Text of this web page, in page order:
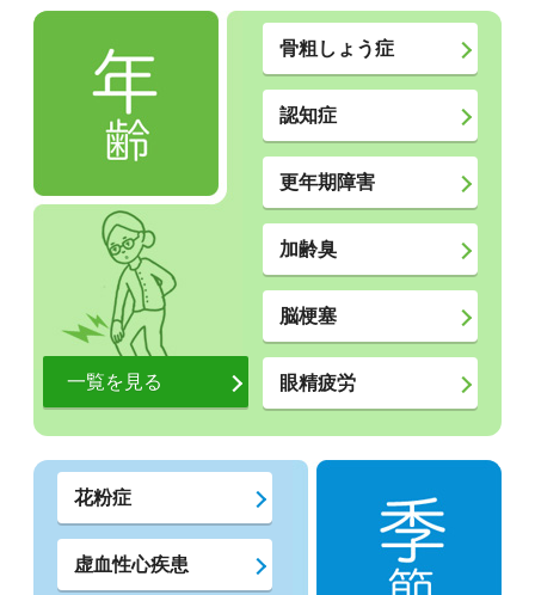
骨粗しょう症
認知症
更年期障害
加齢臭
脳梗塞
眼精疲労
一覧を見る
花粉症
虚血性心疾患